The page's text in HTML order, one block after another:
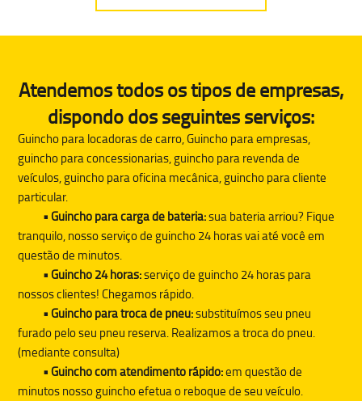
Atendemos todos os tipos de empresas,
dispondo dos seguintes serviços:
Guincho para locadoras de carro, Guincho para empresas,
guincho para concessionarias, guincho para revenda de
veículos, guincho para oficina mecânica, guincho para cliente
particular.
• Guincho para carga de bateria:sua bateria arriou? Fique
tranquilo, nosso serviço de guincho 24 horas vai até você em
questão de minutos.
• Guincho 24 horas:serviço de guincho 24 horas para
nossos clientes! Chegamos rápido.
• Guincho para troca de pneu:substituímos seu pneu
furado pelo seu pneu reserva. Realizamos a troca do pneu.
(mediante consulta)
• Guincho com atendimento rápido:em questão de
minutos nosso guincho efetua o reboque de seu veículo.